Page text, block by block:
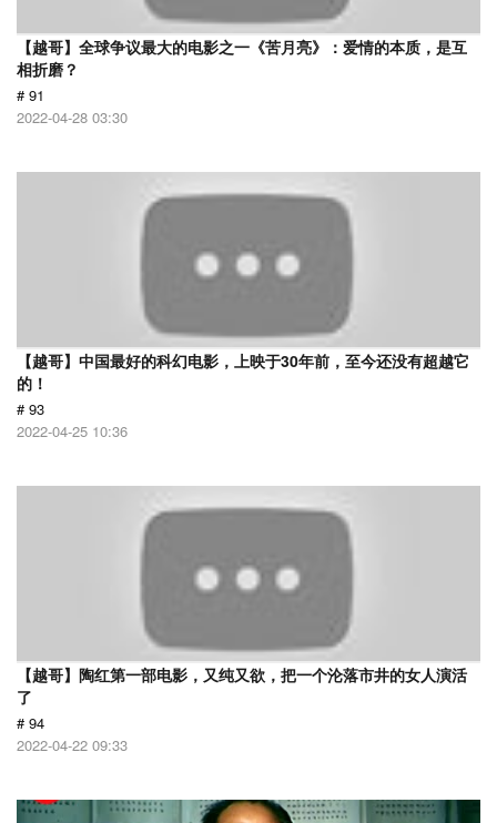
【越哥】全球争议最大的电影之一《苦月亮》：爱情的本质，是互
相折磨？
# 91
2022-04-28 03:30
【越哥】中国最好的科幻电影，上映于30年前，至今还没有超越它
的！
# 93
2022-04-25 10:36
【越哥】陶红第一部电影，又纯又欲，把一个沦落市井的女人演活
了
# 94
2022-04-22 09:33